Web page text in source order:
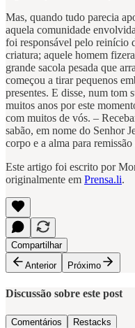
Mas, quando tudo parecia
aquela comunidade
foi responsável pelo reinício
criatura; aquele homem
grande sacola pesada que
começou a tirar pequenos
presentes. E disse, num tom
muitos anos por este
com muitos de vós. –
sabão, em nome do Senhor
corpo e a alma para
Este artigo foi escrito por
originalmente em Prensa.li.
Compartilhar
Anterior
Próximo
Discussão sobre este post
Comentários Restacks